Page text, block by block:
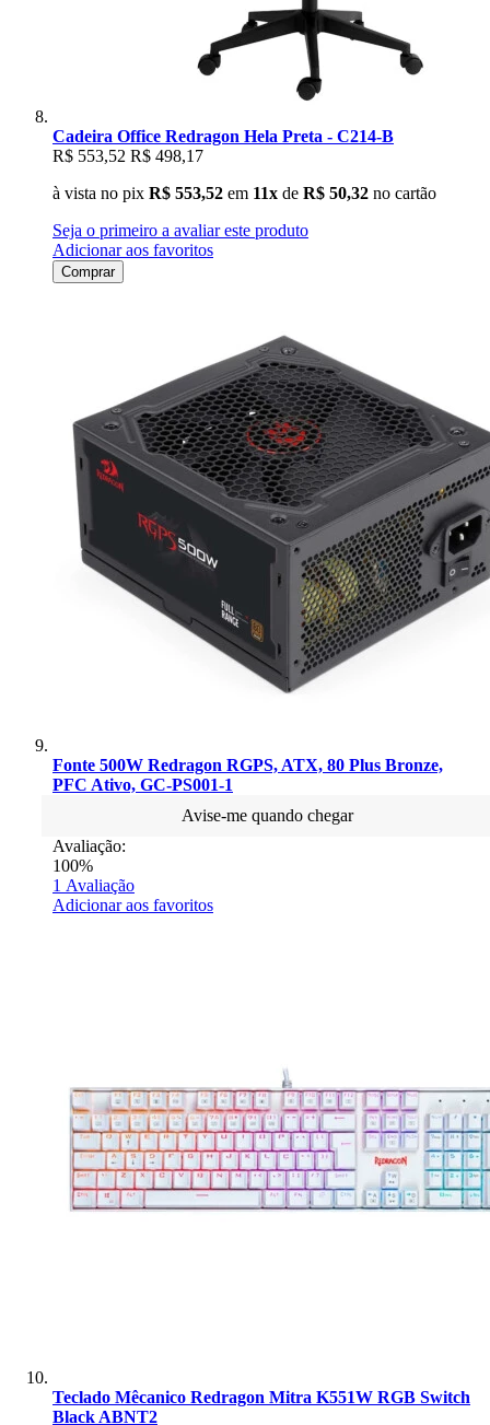
Cadeira Office Redragon Hela Preta - C214-B
R$ 553,52 R$ 498,17
à vista no pix R$ 553,52 em 11x de R$ 50,32 no cartão
Seja o primeiro a avaliar este produto
Adicionar aos favoritos
Comprar
Fonte 500W Redragon RGPS, ATX, 80 Plus Bronze,
PFC Ativo, GC-PS001-1
Avise-me quando chegar
Avaliação:
100%
1 Avaliação
Adicionar aos favoritos
Teclado Mêcanico Redragon Mitra K551W RGB Switch
Black ABNT2